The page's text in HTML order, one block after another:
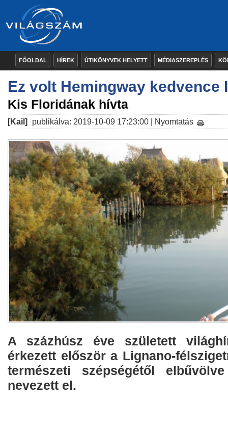
FŐOLDAL HÍREK ÚTIKÖNYVEK HELYETT MÉDIASZEREPLÉS
Ez volt Hemingway kedvence
Kis Floridának hívta
[Kail] publikálva: 2019-10-09 17:23:00 | Nyomtatás
A százhúsz éve született
érkezett először a Lignano-
természeti szépségétől
nevezett el.